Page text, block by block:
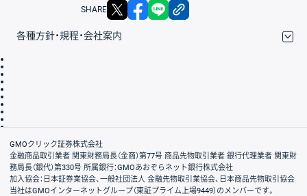
SHARE X facebook
各種方針・規程・会社案内
会社案内
GMOクリック証券株式会社
金融商品取引業者 関東財務局長（金商）第77号 商品先物取引業者 銀行代理業者 関東財
務局長（銀代）第330号 所属銀行：GMOあおぞらネット銀行株式会社
加入協会：日本証券業協会、一般社団法人 金融先物取引業協会、日本商品先物取引協会
当社はGMOインターネットグループ（東証プライム上場9449）のメンバーです。